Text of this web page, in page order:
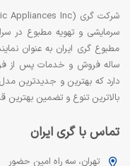
سرمایشی و تهویه مطبوع در
ساله فروش و خدمات پس از
دارد که بهترین و جدیدترین
بالاترین تنوع و تضمین بهترین
تماس با گری ایران
تهران، سه راه امین حضور